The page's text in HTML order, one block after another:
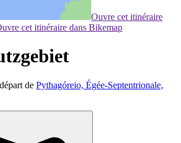
Ouvre cet itinéraire
cet itinéraire dans Bikemap
de Pythagóreio, Égée-Septentrionale,